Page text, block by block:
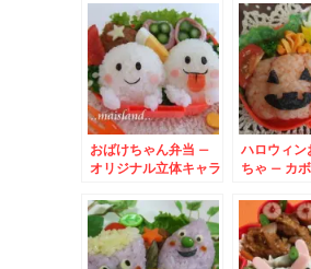
おばけちゃん弁当 –
オリジナル立体キャラ
ハロウィン
ちゃ – カ
ケ★